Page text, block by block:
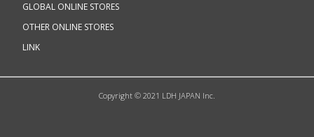
GLOBAL ONLINE STORES
OTHER ONLINE STORES
LINK
Copyright © 2021 LDH JAPAN Inc.